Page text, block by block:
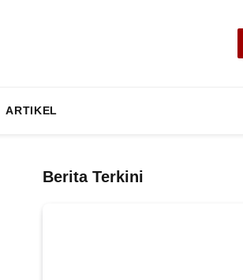
ARTIKEL
Berita Terkini